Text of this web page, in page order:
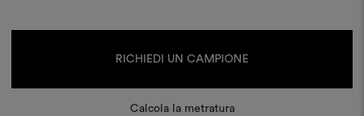
RICHIEDI UN CAMPIONE
Calcola la metratura